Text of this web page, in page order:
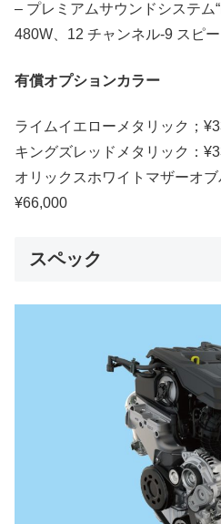
– プレミアムサウンドシステム
480W、12 チャンネル-9 スピー
有償オプションカラー
ライムイエローメタリック；
キングズレッドメタリック：
オリックスホワイトマザーオブ
¥66,000
スペック